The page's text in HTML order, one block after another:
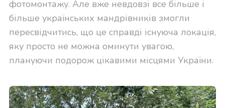
фотомонтажу. Але вже невдовзі все більше і
більше українських мандрівників змогли
пересвідчитись, що це справді існуюча локація,
яку просто не можна оминути увагою,
плануючи подорож цікавими місцями України.